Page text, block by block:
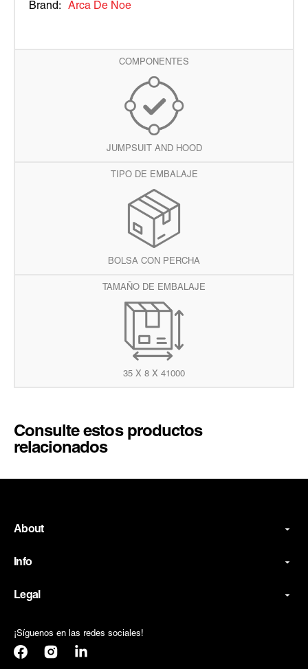
COMPONENTES
JUMPSUIT AND HOOD
TIPO DE EMBALAJE
BOLSA CON PERCHA
TAMAÑO DE EMBALAJE
35 X 8 X 41000
Brand:
Arca De Noe
Consulte estos productos
relacionados
About
Info
Legal
¡Síguenos en las redes sociales!
FacebookInstagramTranslation